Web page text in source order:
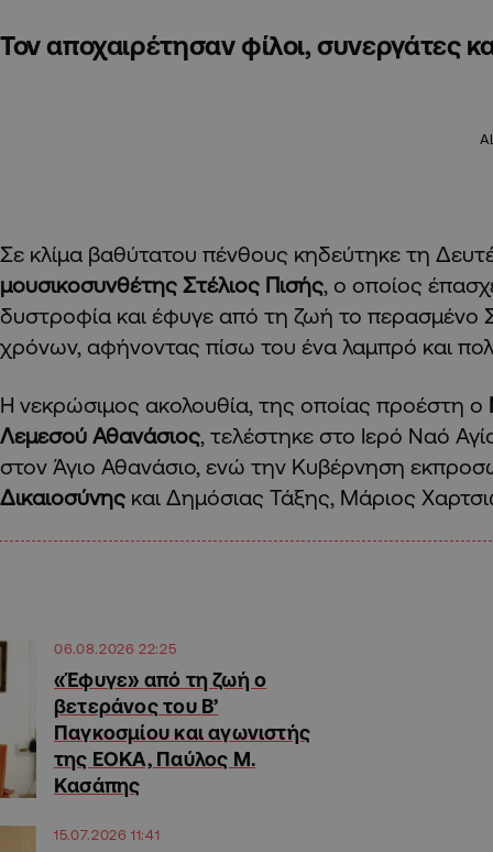
Τον αποχαιρέτησαν φίλοι, συνεργάτες
Σε κλίμα βαθύτατου πένθους κηδεύτηκε τη
μουσικοσυνθέτης Στέλιος Πισής, ο οποίος
δυστροφία και έφυγε από τη ζωή το περασμένο
χρόνων, αφήνοντας πίσω του ένα λαμπρό και
Η νεκρώσιμος ακολουθία, της οποίας προέστη ο
Λεμεσού Αθανάσιος, τελέστηκε στο Ιερό Ναό
στον Άγιο Αθανάσιο, ενώ την Κυβέρνηση
Δικαιοσύνης και Δημόσιας Τάξης, Μάριος
06.08.2026 22:25
«Έφυγε» από τη ζωή ο
βετεράνος του Β’
Παγκοσμίου και αγωνιστής
της ΕΟΚΑ, Παύλος Μ.
Κασάπης
15.07.2026 11:41